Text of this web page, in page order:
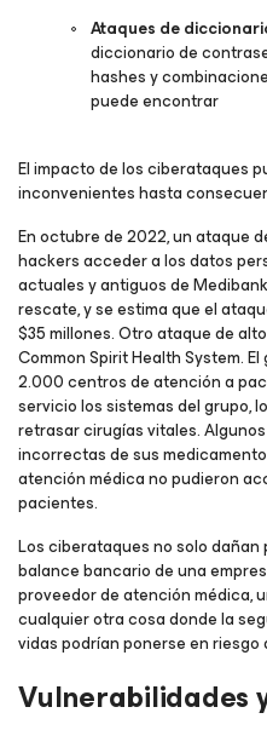
Ataques de
diccionario de
hashes y
puede encontrar
El impacto de los ciberataques
inconvenientes hasta
En octubre de 2022, un ataque
hackers acceder a los datos
actuales y antiguos de
rescate, y se estima que el
$35 millones. Otro ataque de
Common Spirit Health System.
2.000 centros de atención a
servicio los sistemas del grupo,
retrasar cirugías vitales.
incorrectas de sus
atención médica no pudieron
pacientes.
Los ciberataques no solo
balance bancario de una
proveedor de atención médica,
cualquier otra cosa donde la
vidas podrían ponerse en
Vulnerabilidades